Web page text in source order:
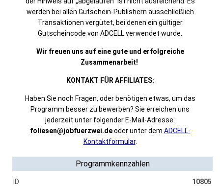
werden bei allen Gutschein-Publishern ausschließlich
Transaktionen vergütet, bei denen ein gültiger
Gutscheincode von ADCELL verwendet wurde.
Wir freuen uns auf eine gute und erfolgreiche
Zusammenarbeit!
KONTAKT FÜR AFFILIATES:
Haben Sie noch Fragen, oder benötigen etwas, um das
Programm besser zu bewerben? Sie erreichen uns
jederzeit unter folgender E-Mail-Adresse:
foliesen@jobfuerzwei.deoder unter dem ADCELL-
Kontaktformular.
Programmkennzahlen
ID
10805